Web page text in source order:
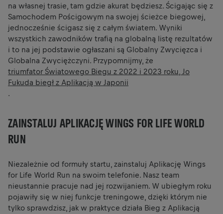
na własnej trasie, tam gdzie akurat będziesz. Ścigając się z
Samochodem Pościgowym na swojej ścieżce biegowej,
jednocześnie ścigasz się z całym światem. Wyniki
wszystkich zawodników trafią na globalną listę rezultatów
i to na jej podstawie ogłaszani są Globalny Zwycięzca i
Globalna Zwyciężczyni. Przypomnijmy, że
triumfator Światowego Biegu z 2022 i 2023 roku, Jo
Fukuda biegł z Aplikacją w Japonii
.
ZAINSTALUJ APLIKACJĘ WINGS FOR LIFE WORLD
RUN
Niezależnie od formuły startu, zainstaluj Aplikację Wings
for Life World Run na swoim telefonie. Nasz team
nieustannie pracuje nad jej rozwijaniem. W ubiegłym roku
pojawiły się w niej funkcje treningowe, dzięki którym nie
tylko sprawdzisz, jak w praktyce działa Bieg z Aplikacją